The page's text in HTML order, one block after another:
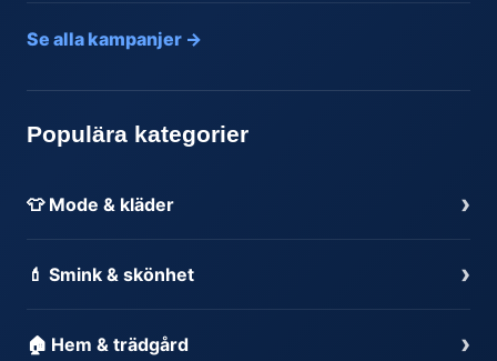
Se alla kampanjer →
Populära kategorier
👕 Mode & kläder ›
💄 Smink & skönhet ›
🏠 Hem & trädgård ›